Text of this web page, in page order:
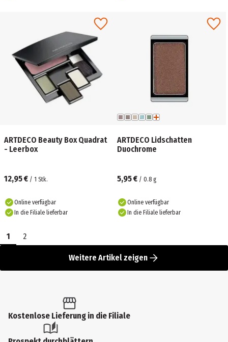
ARTDECO Beauty Box Quadrat
- Leerbox
12,95 € / 1 Stk.
Online verfügbar
In die Filiale lieferbar
ARTDECO Lidschatten
Duochrome
5,95 € / 0.8 g
Online verfügbar
In die Filiale lieferbar
1 2
Weitere Artikel zeigen
Kostenlose Lieferung in die Filiale